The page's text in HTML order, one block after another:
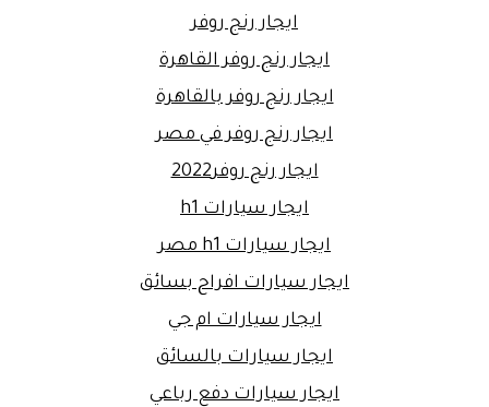
ايجار رنج روفر
ايجار رنج روفر القاهرة
ايجار رنج روفر بالقاهرة
ايجار رنج روفر في مصر
ايجار رنج روفر2022
ايجار سيارات h1
ايجار سيارات h1 مصر
ايجار سيارات افراح بسائق
ايجار سيارات ام جي
ايجار سيارات بالسائق
ايجار سيارات دفع رباعي